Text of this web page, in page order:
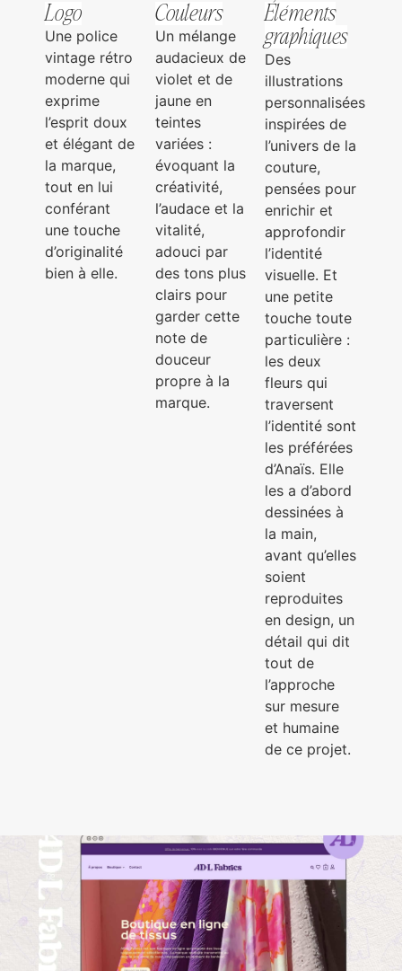
Logo
Une police
vintage rétro
moderne qui
exprime
l’esprit doux
et élégant de
la marque,
tout en lui
conférant
une touche
d’originalité
bien à elle.
Couleurs
Un mélange
audacieux de
violet et de
jaune en
teintes
variées :
évoquant la
créativité,
l’audace et la
vitalité,
adouci par
des tons plus
clairs pour
garder cette
note de
douceur
propre à la
marque.
Éléments
graphiques
Des
illustrations
personnalisées
inspirées de
l’univers de la
couture,
pensées pour
enrichir et
approfondir
l’identité
visuelle. Et
une petite
touche toute
particulière :
les deux
fleurs qui
traversent
l’identité sont
les préférées
d’Anaïs. Elle
les a d’abord
dessinées à
la main,
avant qu’elles
soient
reproduites
en design, un
détail qui dit
tout de
l’approche
sur mesure
et humaine
de ce projet.